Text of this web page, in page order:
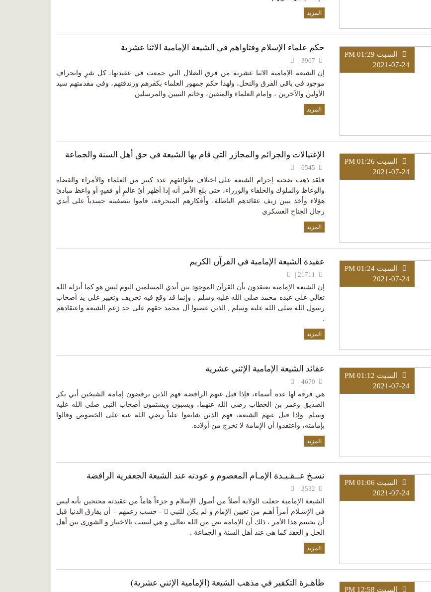
المزيد
السبت PM 01:29
2021-07-24
حكم علماء الإسلام وفتاواهم في الشيعة الإمامية الاثنا عشرية
إن الشيعة الإمامية الاثنا عشرية من فرق الضلال التي جمعت في عقيدتها، كل شرٍ وانحراف
موجود في باقي الفرق والنحل، ولهذا حكم جمهور العلماء بكفرهم وزندقتهم، وفي مقدمتهم سيد
الأولين والآخرين ، وإمام العلماء والمتقين، وخاتم النبيين والمرسلين
المزيد
السبت PM 01:26
2021-07-24
الإغتيالات والجرائم والمجازر التي قام بها الشيعة في حق أهل السنة والجماعة
فلقد ذهب ضحية إجرام الشيعة على اختلاف طوائفهم عدد كبير من العلماء والأمراء والقضاة
والوعاظ والملوك والخلفاء والوزراء، حتى بلغ الأمر أنه إذا أظهر أيُ عالمٍ أو فقيهٍ أو واعظ مبادئ
هؤلاء وأخذ يبين زيف عقائدهم الباطلة، وأفكارهم المنحرفة، قاموا بتصفيته جسدياً على أيدي
رجال الجناح العسكري
المزيد
السبت PM 01:24
2021-07-24
عقيدة الشيعة الإمامية في القرآن الكريم
إن الشيعة الإمامية يعتقدون بأن القرآن الموجود بين أيدي المسلمين اليوم ليس هو كما أنزله الله
تعالى على عبده محمد صلى الله عليه وسلم , وإنما قد وقع فيه تحريف وتغيير على يد أصحاب
رسول الله صلى الله عليه وسلم , الذين غصبوا آل محمد حقهم على حد زعم الشيعة واعتقادهم
.
المزيد
السبت PM 01:12
2021-07-24
عقائد الشيعة الإمامية الإثني عشرية
هي فرقة لها عدة أسماء، فإذا قيل عنهم الرافضة فهم الذين يرفضون إمامة الشيخين أبي بكر
الصديق وعمر بن الخطاب رضي الله عنهما، ويسبون ويشتمون أصحاب النبي صلى الله عليه
وسلم. وإذا قيل عنهم الشيعة، فهم الذين شايعوا علياً رضي الله عنه على الخصوص وقالوا
بإمامته، واعتقدوا أن الإمامة لا تخرج من أولاده.
المزيد
السبت PM 01:06
2021-07-24
نسـخ عــقـيـدة الإمـام المعصوم و عودته عند الشيعة الجعفرية الرافضة
الشيعة الإمامية جعلت الولاية أصلاً من أصول الإسلام و جزءاً هاماً من عقيدته محتجين بأنه ليس
في الإسـلام أمراً أهـم من تعيين الإمام و لم يكن للنبي  - حسب زعمهم – أن يفارق الدنيا قبل
أن يحسم هذا الأمر ، ذلك أن الإمامة نص من الله تعالى و هي ليست بالاختيار و الشورى بين أهل
الحل و العقد كما هي عند أهل السنة و الجماعة .
المزيد
السبت PM 12:58
ظاهـرة التكفير في مذهب الشيعة (الإمامية الإثني عشرية)